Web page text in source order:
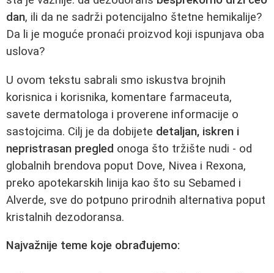
dan, ili da ne sadrži potencijalno štetne hemikalije?
Da li je moguće pronaći proizvod koji ispunjava oba
uslova?
U ovom tekstu sabrali smo iskustva brojnih
korisnica i korisnika, komentare farmaceuta,
savete dermatologa i proverene informacije o
sastojcima. Cilj je da dobijete detaljan, iskren i
nepristrasan pregled onoga što tržište nudi - od
globalnih brendova poput Dove, Nivea i Rexona,
preko apotekarskih linija kao što su Sebamed i
Alverde, sve do potpuno prirodnih alternativa poput
kristalnih dezodoransa.
Najvažnije teme koje obrađujemo: